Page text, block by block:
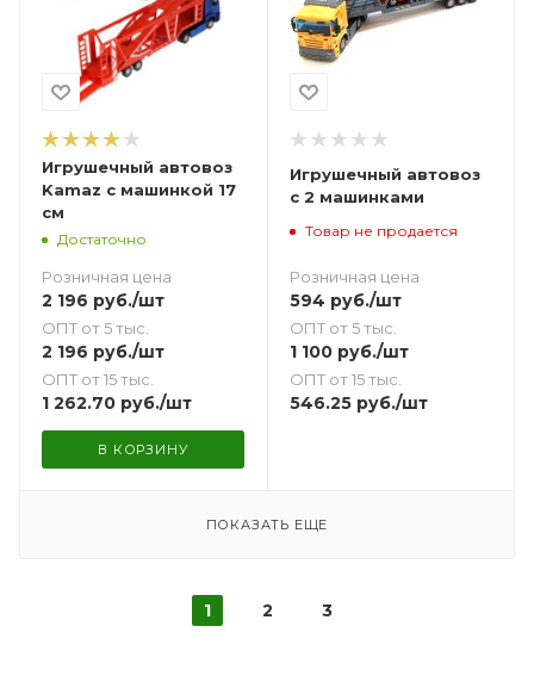
Игрушечный автовоз
Kamaz с машинкой 17
см
Достаточно
Розничная цена
2 196 руб./шт
ОПТ от 5 тыс.
2 196 руб./шт
ОПТ от 15 тыс.
1 262.70 руб./шт
В КОРЗИНУ
Игрушечный автовоз
с 2 машинками
Товар не продается
Розничная цена
594 руб./шт
ОПТ от 5 тыс.
1 100руб./шт
ОПТ от 15 тыс.
546.25руб./шт
ПОКАЗАТЬ ЕЩЕ
1 2 3